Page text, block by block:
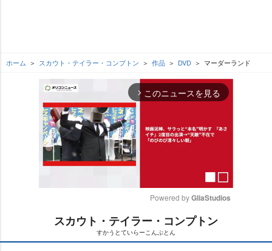
ホーム スカウト・テイラー・コンプトン 作品 DVD マーダーランド
arrow_forward_ios このニュースを見る
M
t
Powered by GliaStudios
スカウト・テイラー・コンプトン
すかうとていらーこんぷとん